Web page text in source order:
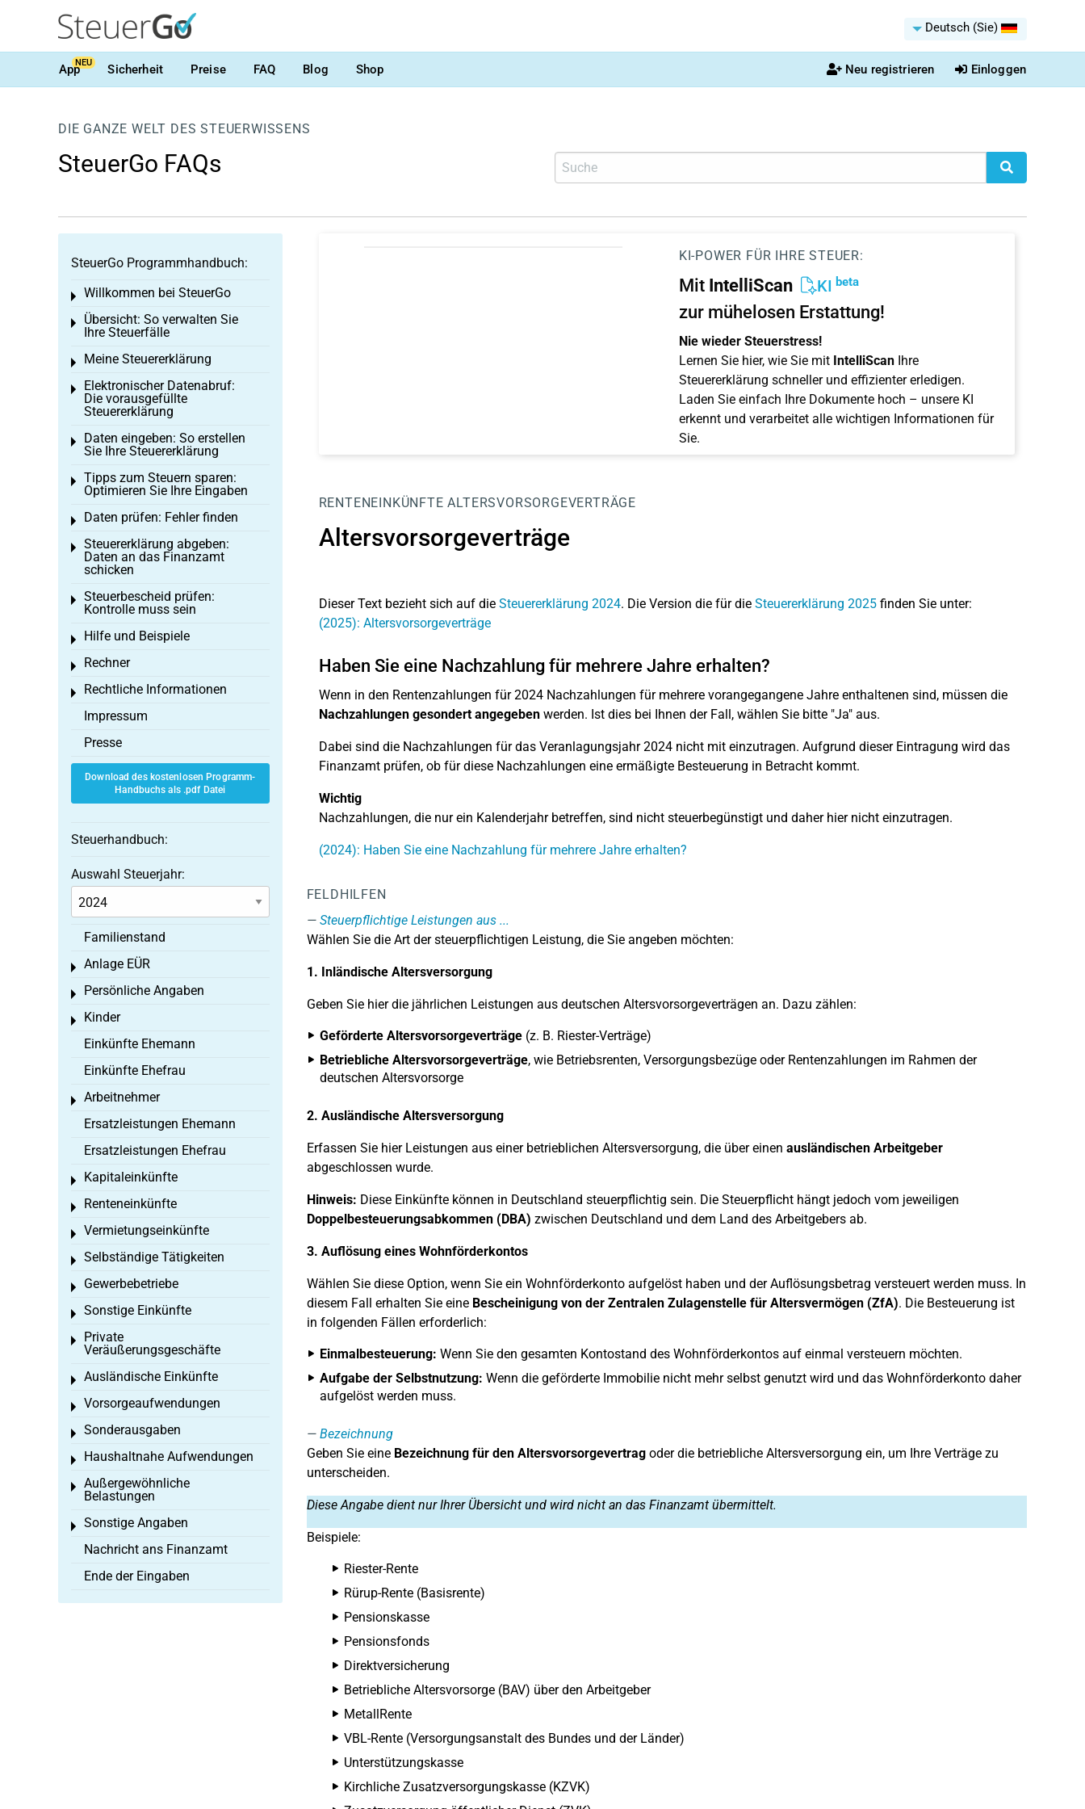
Deutsch (Sie)
AppNEU Sicherheit Preise FAQ Blog Shop Neu registrieren Einloggen
DIE GANZE WELT DES STEUERWISSENS
SteuerGo FAQs
KI-POWER FÜR IHRE STEUER:
Mit IntelliScan KI beta
zur mühelosen Erstattung!
Nie wieder Steuerstress!
Lernen Sie hier, wie Sie mit IntelliScanIhre
Steuererklärung schneller und effizienter erledigen.
Laden Sie einfach Ihre Dokumente hoch – unsere KI
erkennt und verarbeitet alle wichtigen Informationen für
Sie.
RENTENEINKÜNFTE ALTERSVORSORGEVERTRÄGE
Altersvorsorgeverträge
Dieser Text bezieht sich auf die Steuererklärung 2024. Die Version die für die Steuererklärung 2025finden Sie unter:
(2025): Altersvorsorgeverträge
Haben Sie eine Nachzahlung für mehrere Jahre erhalten?
Wenn in den Rentenzahlungen für 2024 Nachzahlungen für mehrere vorangegangene Jahre enthaltenen sind, müssen die
Nachzahlungen gesondert angegebenwerden. Ist dies bei Ihnen der Fall, wählen Sie bitte "Ja" aus.
Dabei sind die Nachzahlungen für das Veranlagungsjahr 2024 nicht mit einzutragen. Aufgrund dieser Eintragung wird das
Finanzamt prüfen, ob für diese Nachzahlungen eine ermäßigte Besteuerung in Betracht kommt.
Wichtig
Nachzahlungen, die nur ein Kalenderjahr betreffen, sind nicht steuerbegünstigt und daher hier nicht einzutragen.
(2024): Haben Sie eine Nachzahlung für mehrere Jahre erhalten?
FELDHILFEN
Steuerpflichtige Leistungen aus ...
Wählen Sie die Art der steuerpflichtigen Leistung, die Sie angeben möchten:
1. Inländische Altersversorgung
Geben Sie hier die jährlichen Leistungen aus deutschen Altersvorsorgeverträgen an. Dazu zählen:
Geförderte Altersvorsorgeverträge(z. B. Riester-Verträge)
Betriebliche Altersvorsorgeverträge, wie Betriebsrenten, Versorgungsbezüge oder Rentenzahlungen im Rahmen der
deutschen Altersvorsorge
2. Ausländische Altersversorgung
Erfassen Sie hier Leistungen aus einer betrieblichen Altersversorgung, die über einen ausländischen Arbeitgeber
abgeschlossen wurde.
Hinweis: Diese Einkünfte können in Deutschland steuerpflichtig sein. Die Steuerpflicht hängt jedoch vom jeweiligen
Doppelbesteuerungsabkommen (DBA) zwischen Deutschland und dem Land des Arbeitgebers ab.
3. Auflösung eines Wohnförderkontos
Wählen Sie diese Option, wenn Sie ein Wohnförderkonto aufgelöst haben und der Auflösungsbetrag versteuert werden muss. In
diesem Fall erhalten Sie eine Bescheinigung von der Zentralen Zulagenstelle für Altersvermögen (ZfA). Die Besteuerung ist
in folgenden Fällen erforderlich:
Einmalbesteuerung: Wenn Sie den gesamten Kontostand des Wohnförderkontos auf einmal versteuern möchten.
Aufgabe der Selbstnutzung: Wenn die geförderte Immobilie nicht mehr selbst genutzt wird und das Wohnförderkonto daher
aufgelöst werden muss.
Bezeichnung
Geben Sie eine Bezeichnung für den Altersvorsorgevertragoder die betriebliche Altersversorgung ein, um Ihre Verträge zu
unterscheiden.
Diese Angabe dient nur Ihrer Übersicht und wird nicht an das Finanzamt übermittelt.
Beispiele:
Riester-Rente
Rürup-Rente (Basisrente)
Pensionskasse
Pensionsfonds
Direktversicherung
Betriebliche Altersvorsorge (BAV) über den Arbeitgeber
MetallRente
VBL-Rente (Versorgungsanstalt des Bundes und der Länder)
Unterstützungskasse
Kirchliche Zusatzversorgungskasse (KZVK)
SteuerGo Programmhandbuch:
Willkommen bei SteuerGo
Toggle menu
Übersicht: So verwalten Sie
Ihre Steuerfälle
Toggle menu
Meine Steuererklärung
Toggle menu
Elektronischer Datenabruf:
Die vorausgefüllte
Steuererklärung
Toggle menu
Daten eingeben: So erstellen
Sie Ihre Steuererklärung
Toggle menu
Tipps zum Steuern sparen:
Optimieren Sie Ihre Eingaben
Toggle menu
Daten prüfen: Fehler finden
Toggle menu
Steuererklärung abgeben:
Daten an das Finanzamt
schicken
Toggle menu
Steuerbescheid prüfen:
Kontrolle muss sein
Toggle menu
Hilfe und Beispiele
Toggle menu
Rechner
Toggle menu
Rechtliche Informationen
Toggle menu
Impressum
Presse
Download des kostenlosen Programm-
Handbuchs als .pdf Datei
Steuerhandbuch:
Auswahl Steuerjahr:
Familienstand
Anlage EÜR
Toggle menu
Persönliche Angaben
Toggle menu
Kinder
Toggle menu
Einkünfte Ehemann
Einkünfte Ehefrau
Arbeitnehmer
Toggle menu
Ersatzleistungen Ehemann
Ersatzleistungen Ehefrau
Kapitaleinkünfte
Toggle menu
Renteneinkünfte
Toggle menu
Vermietungseinkünfte
Toggle menu
Selbständige Tätigkeiten
Toggle menu
Gewerbebetriebe
Toggle menu
Sonstige Einkünfte
Toggle menu
Private
Veräußerungsgeschäfte
Toggle menu
Ausländische Einkünfte
Toggle menu
Vorsorgeaufwendungen
Toggle menu
Sonderausgaben
Toggle menu
Haushaltnahe Aufwendungen
Toggle menu
Außergewöhnliche
Belastungen
Toggle menu
Sonstige Angaben
Toggle menu
Nachricht ans Finanzamt
Ende der Eingaben